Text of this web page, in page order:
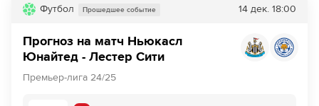
противника
22´ Харви Барнс нанес удар, но тот был заблокирован.
навесит слева.
Футбол Прошедшее событие 14 дек. 18:00
Прогноз на матч Ньюкасл
Юнайтед - Лестер Сити
Премьер-лига 24/25